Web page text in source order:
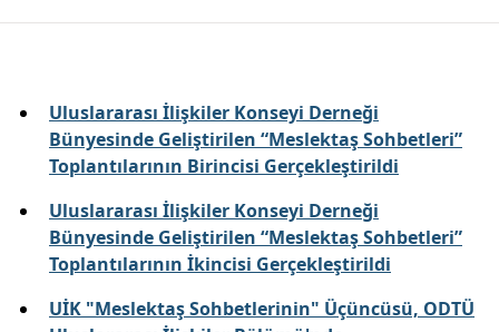
Uluslararası İlişkiler Konseyi Derneği
Bünyesinde Geliştirilen “Meslektaş Sohbetleri”
Toplantılarının Birincisi Gerçekleştirildi
Uluslararası İlişkiler Konseyi Derneği
Bünyesinde Geliştirilen “Meslektaş Sohbetleri”
Toplantılarının İkincisi Gerçekleştirildi
UİK "Meslektaş Sohbetlerinin" Üçüncüsü, ODTÜ